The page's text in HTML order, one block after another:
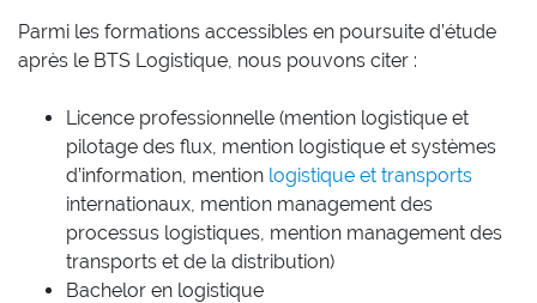
Parmi les formations accessibles en poursuite d’étude
après le BTS Logistique, nous pouvons citer :
Licence professionnelle (mention logistique et
pilotage des flux, mention logistique et systèmes
d’information, mention logistique et transports
internationaux, mention management des
processus logistiques, mention management des
transports et de la distribution)
Bachelor en logistique